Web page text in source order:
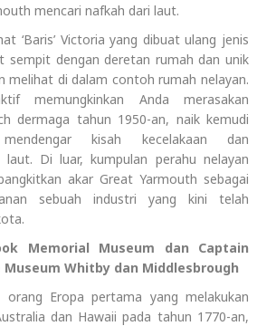
mencari nafkah dari laut.
‘Baris’ Victoria yang dibuat ulang jenis
sempit dengan deretan rumah dan unik
melihat di dalam contoh rumah nelayan.
memungkinkan Anda merasakan
dermaga tahun 1950-an, naik kemudi
kisah kecelakaan dan
laut. Di luar, kumpulan perahu nelayan
akar Great Yarmouth sebagai
sebuah industri yang kini telah
Memorial Museum dan Captain
Museum Whitby dan Middlesbrough
orang Eropa pertama yang melakukan
dan Hawaii pada tahun 1770-an,